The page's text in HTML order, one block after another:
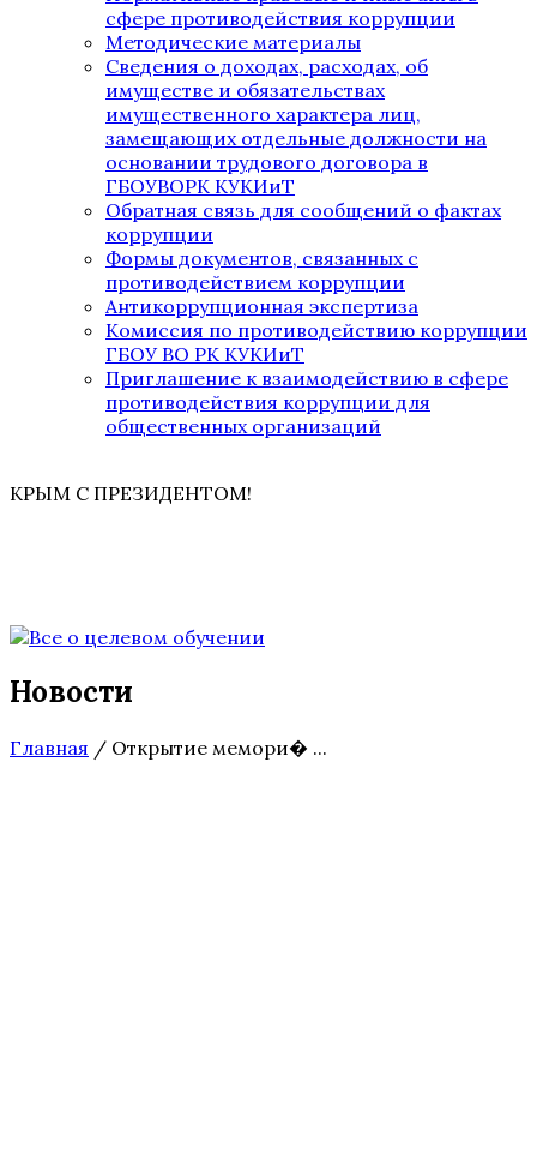
сфере противодействия коррупции
Методические материалы
Сведения о доходах, расходах, об
имуществе и обязательствах
имущественного характера лиц,
замещающих отдельные должности на
основании трудового договора в
ГБОУВОРК КУКИиТ
Обратная связь для сообщений о фактах
коррупции
Формы документов, связанных с
противодействием коррупции
Антикоррупционная экспертиза
Комиссия по противодействию коррупции
ГБОУ ВО РК КУКИиТ
Приглашение к взаимодействию в сфере
противодействия коррупции для
общественных организаций
КРЫМ С ПРЕЗИДЕНТОМ!
Новости
Главная / Открытие мемори� ...